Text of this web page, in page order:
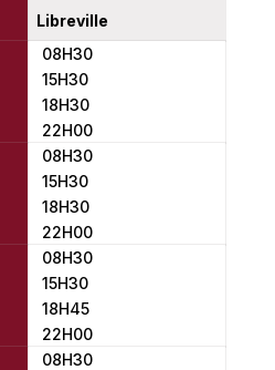
Libreville
08H30
15H30
18H30
22H00
08H30
15H30
18H30
22H00
08H30
15H30
18H45
22H00
08H30